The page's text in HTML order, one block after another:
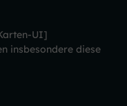
UI]
insbesondere diese